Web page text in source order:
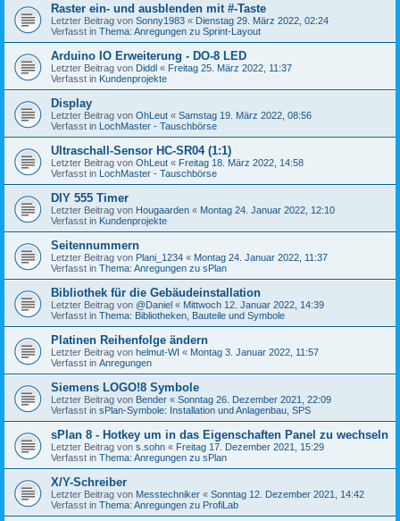
Raster ein- und ausblenden mit #-Taste
Letzter Beitrag von Sonny1983 « Dienstag 29. März 2022, 02:24
Verfasst in Thema: Anregungen zu Sprint-Layout
Arduino IO Erweiterung - DO-8 LED
Letzter Beitrag von Diddl « Freitag 25. März 2022, 11:37
Verfasst in Kundenprojekte
Display
Letzter Beitrag von OhLeut « Samstag 19. März 2022, 08:56
Verfasst in LochMaster - Tauschbörse
Ultraschall-Sensor HC-SR04 (1:1)
Letzter Beitrag von OhLeut « Freitag 18. März 2022, 14:58
Verfasst in LochMaster - Tauschbörse
DIY 555 Timer
Letzter Beitrag von Hougaarden « Montag 24. Januar 2022, 12:10
Verfasst in Kundenprojekte
Seitennummern
Letzter Beitrag von Plani_1234 « Montag 24. Januar 2022, 11:37
Verfasst in Thema: Anregungen zu sPlan
Bibliothek für die Gebäudeinstallation
Letzter Beitrag von @Daniel « Mittwoch 12. Januar 2022, 14:39
Verfasst in Thema: Bibliotheken, Bauteile und Symbole
Platinen Reihenfolge ändern
Letzter Beitrag von helmut-WI « Montag 3. Januar 2022, 11:57
Verfasst in Anregungen
Siemens LOGO!8 Symbole
Letzter Beitrag von Bender « Sonntag 26. Dezember 2021, 22:09
Verfasst in sPlan-Symbole: Installation und Anlagenbau, SPS
sPlan 8 - Hotkey um in das Eigenschaften Panel zu wechseln
Letzter Beitrag von s.sohn « Freitag 17. Dezember 2021, 15:29
Verfasst in Thema: Anregungen zu sPlan
X/Y-Schreiber
Letzter Beitrag von Messtechniker « Sonntag 12. Dezember 2021, 14:42
Verfasst in Thema: Anregungen zu ProfiLab